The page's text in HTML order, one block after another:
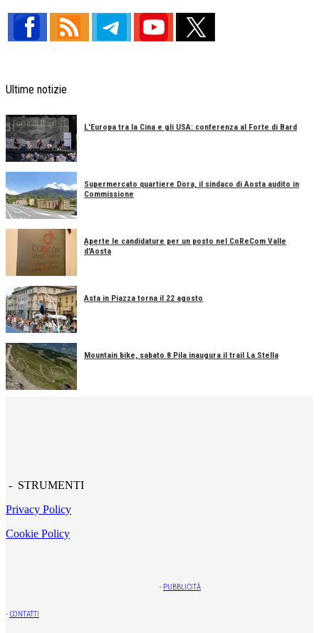
Ultime notizie
L'Europa tra la Cina e gli USA: conferenza al Forte di Bard
Supermercato quartiere Dora, il sindaco di Aosta audito in
Commissione
Aperte le candidature per un posto nel CoReCom Valle
d'Aosta
Asta in Piazza torna il 22 agosto
Mountain bike, sabato 8 Pila inaugura il trail La Stella
- STRUMENTI
Privacy Policy
Cookie Policy
- PUBBLICITÀ
- CONTATTI